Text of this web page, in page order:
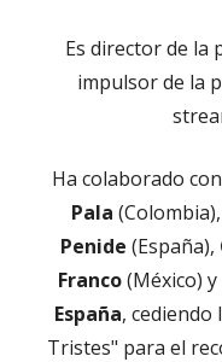
Es director de la
impulsor de la
Ha colaborado
Pala (Colombia),
Penide (España),
Franco(México) y
España, cediendo
Tristes" para el